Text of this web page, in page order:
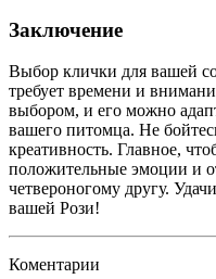
Заключение
Выбор клички для вашей
требует времени и
выбором, и его можно
вашего питомца. Не
креативность. Главное,
положительные эмоции и
четвероногому другу.
вашей Рози!
Коментарии